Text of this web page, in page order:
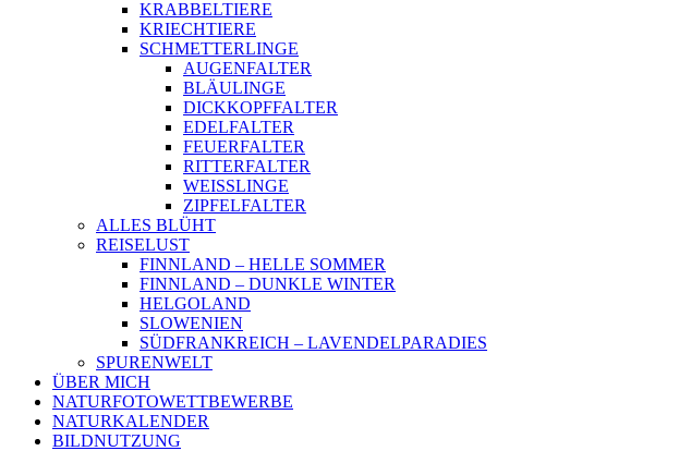
KRABBELTIERE
KRIECHTIERE
SCHMETTERLINGE
AUGENFALTER
BLÄULINGE
DICKKOPFFALTER
EDELFALTER
FEUERFALTER
RITTERFALTER
WEISSLINGE
ZIPFELFALTER
ALLES BLÜHT
REISELUST
FINNLAND – HELLE SOMMER
FINNLAND – DUNKLE WINTER
HELGOLAND
SLOWENIEN
SÜDFRANKREICH – LAVENDELPARADIES
SPURENWELT
ÜBER MICH
NATURFOTOWETTBEWERBE
NATURKALENDER
BILDNUTZUNG